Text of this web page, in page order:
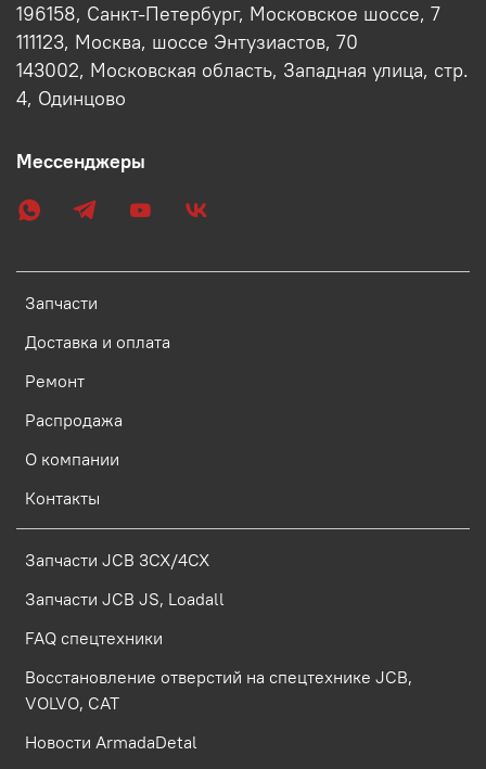
Запчасти
Доставка и оплата
Ремонт
Распродажа
О компании
Контакты
Запчасти JCB 3CX/4CX
Запчасти JCB JS, Loadall
FAQ спецтехники
Восстановление отверстий на спецтехнике JCB,
VOLVO, CAT
Новости ArmadaDetal
196158, Санкт-Петербург, Московское шоссе, 7
111123, Москва, шоссе Энтузиастов, 70
143002, Московская область, Западная улица, стр.
4, Одинцово
Мессенджеры